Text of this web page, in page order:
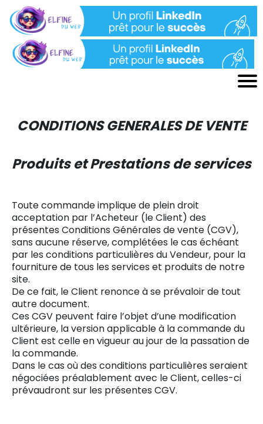
CONDITIONS GENERALES DE VENTE
Produits et Prestations de services
Toute commande implique de plein droit
acceptation par l’Acheteur (le Client) des
présentes Conditions Générales de vente (CGV),
sans aucune réserve, complétées le cas échéant
par les conditions particulières du Vendeur, pour la
fourniture de tous les services et produits de notre
site.
De ce fait, le Client renonce à se prévaloir de tout
autre document.
Ces CGV peuvent faire l’objet d’une modification
ultérieure, la version applicable à la commande du
Client est celle en vigueur au jour de la passation de
la commande.
Dans le cas où des conditions particulières seraient
négociées préalablement avec le Client, celles-ci
prévaudront sur les présentes CGV.